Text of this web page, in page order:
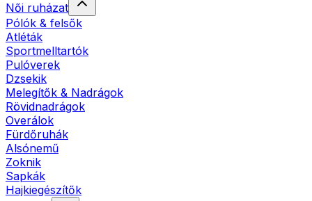
Női ruházat
Pólók & felsők
Atléták
Sportmelltartók
Pulóverek
Dzsekik
Melegítők & Nadrágok
Rövidnadrágok
Overálok
Fürdőruhák
Alsónemű
Zoknik
Sapkák
Hajkiegészítők